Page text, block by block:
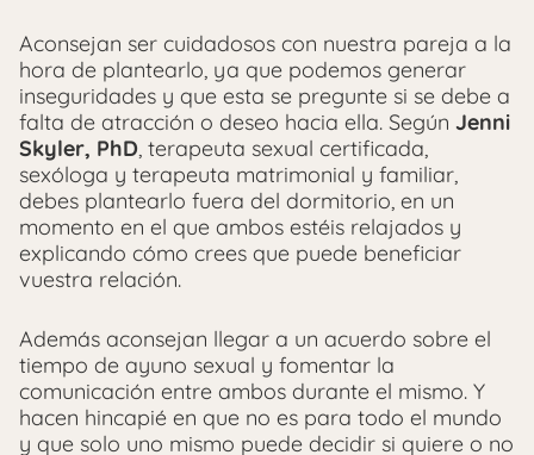
Aconsejan ser cuidadosos con nuestra pareja a la
hora de plantearlo, ya que podemos generar
inseguridades y que esta se pregunte si se debe a
falta de atracción o deseo hacia ella. Según Jenni
Skyler, PhD, terapeuta sexual certificada,
sexóloga y terapeuta matrimonial y familiar,
debes plantearlo fuera del dormitorio, en un
momento en el que ambos estéis relajados y
explicando cómo crees que puede beneficiar
vuestra relación.
Además aconsejan llegar a un acuerdo sobre el
tiempo de ayuno sexual y fomentar la
comunicación entre ambos durante el mismo. Y
hacen hincapié en que no es para todo el mundo
y que solo uno mismo puede decidir si quiere o no